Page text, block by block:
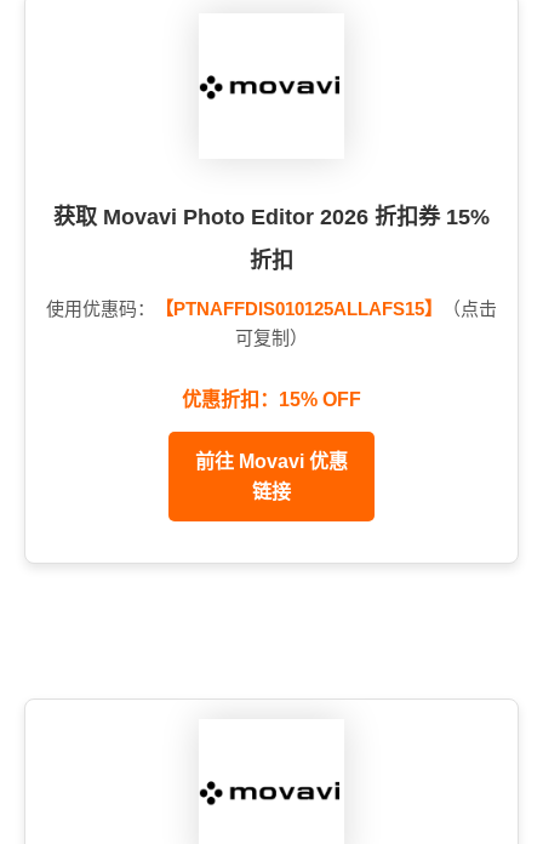
获取 Movavi Photo Editor 2026 折扣券 15%
折扣
使用优惠码： 【PTNAFFDIS010125ALLAFS15】
（点击
可复制）
优惠折扣：15% OFF
前往 Movavi 优惠
链接